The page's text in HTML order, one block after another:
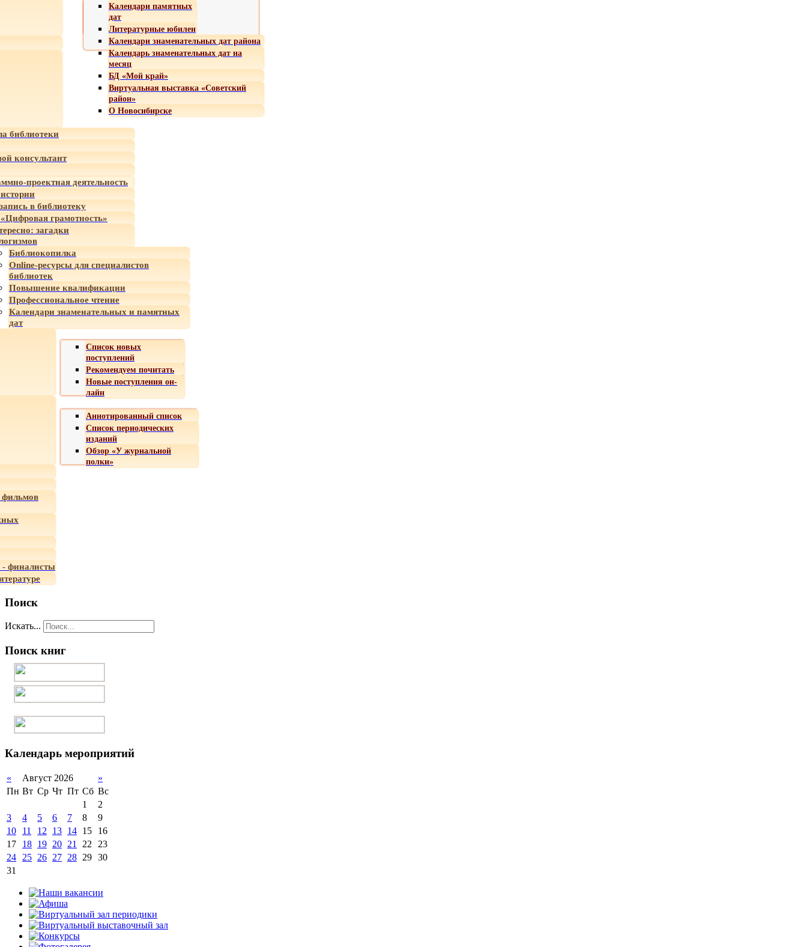
Календари памятных
дат
Литературные юбилеи
Календари знаменательных дат района
Календарь знаменательных дат на
месяц
БД «Мой край»
Виртуальная выставка «Советский
район»
О Новосибирске
библиотеки
консультант
проектная деятельность
в библиотеку
грамотность»
загадки
Библиокопилка
Online-ресурсы для специалистов
библиотек
Повышение квалификации
Профессиональное чтение
Календари знаменательных и памятных
дат
Список новых
поступлений
Рекомендуем почитать
Новые поступления он-
лайн
Аннотированный список
Список периодических
изданий
Обзор «У журнальной
полки»
- финалисты
Поиск
Искать...
Поиск книг
Календарь мероприятий
« Август 2026
»
Пн Вт Ср Чт Пт Сб Вс
1
2
3
4 5 6 7 8
9
10
11 12 13 14 15
16
17
18 19 20 21 22
23
24
25 26 27 28 29 30
31